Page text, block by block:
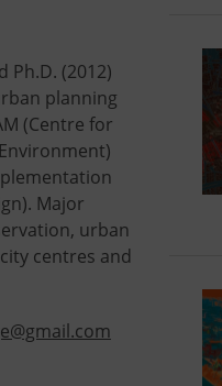
Ph.D. (2012)
planning
(Centre for
Major
urban
centres and